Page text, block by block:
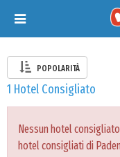
Toggle
navigation
POPOLARITÀ
1 Hotel Consigliato
Nessun hotel
hotel consigliati di